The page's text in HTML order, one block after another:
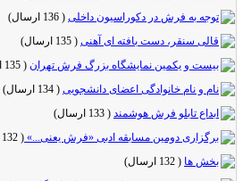
توجه به فرش در دکوراسیون داخلی(
)
قالی سنقر، دست بافته ای آهنی(
)
بیست و یکمین نمایشگاه بزرگ فرش تهران (135 ارسال
نام و نام خانوادگی اعضای دانشجویی(
)
ابداع تابلو فرش هوشمند(133 ارسال
)
برگزاری دومین مسابقه ادبی «فرش یعنی...»(132 ارسال
بخش ها (132 ارسال
)